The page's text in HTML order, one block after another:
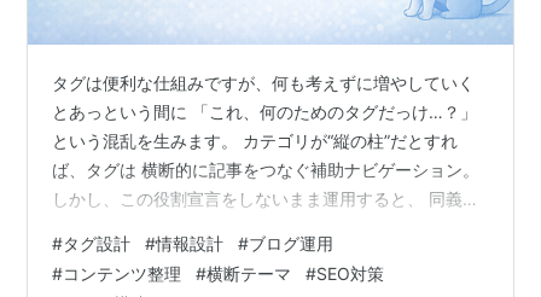
タグは便利な仕組みですが、何も考えずに増やしていく
とあっという間に 「これ、何のためのタグだっけ…？」
という混乱を生みます。 カテゴリが“縦の柱”だとすれ
ば、タグは 横断的に記事をつなぐ補助ナビゲーション。
しかし、この役割宣言をしないまま運用すると、 同義タ
も使わない… というおなじみの失敗パターンに向かって
しまいます。 後編では、タグの 役割の宣言 → 命名と上
#タグ設計 #情報設計 #ブログ運用
#コンテンツ整理 #横断テーマ #SEO対策